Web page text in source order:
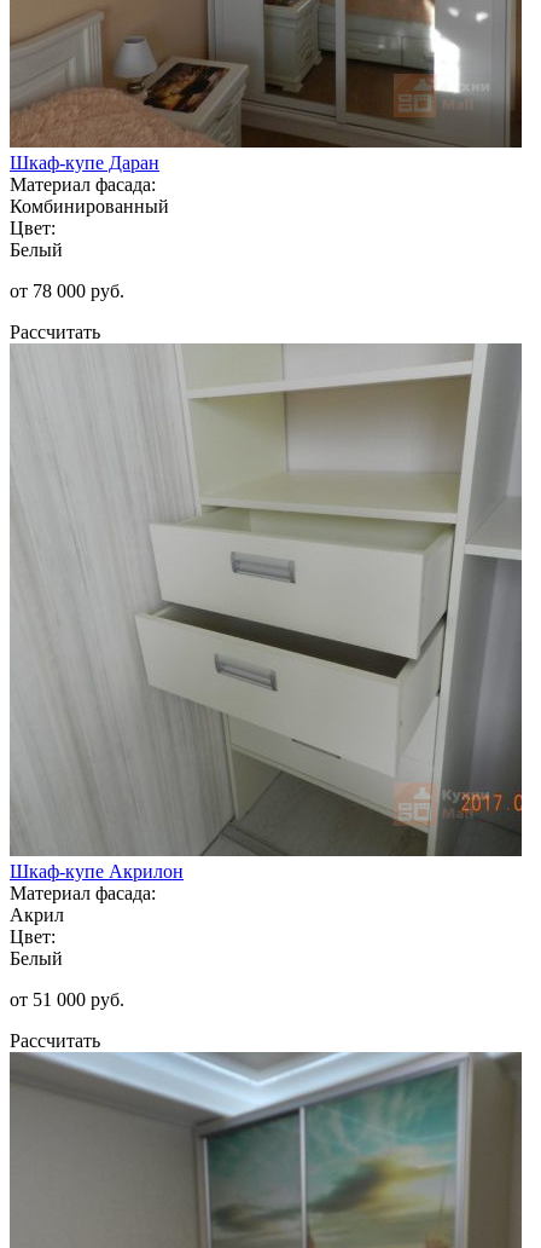
Шкаф-купе Даран
Материал фасада:
Комбинированный
Цвет:
Белый
от 78 000 руб.
Рассчитать
Шкаф-купе Акрилон
Материал фасада:
Акрил
Цвет:
Белый
от 51 000 руб.
Рассчитать